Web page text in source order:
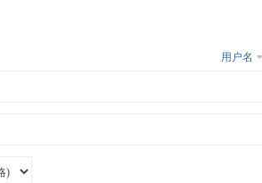
用户名